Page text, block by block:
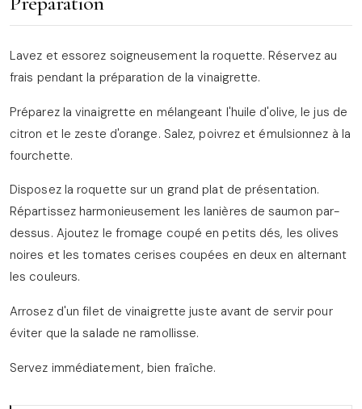
Lavez et essorez soigneusement la roquette. Réservez au
frais pendant la préparation de la vinaigrette.
Préparez la vinaigrette en mélangeant l'huile d'olive, le jus de
citron et le zeste d'orange. Salez, poivrez et émulsionnez à la
fourchette.
Disposez la roquette sur un grand plat de présentation.
Répartissez harmonieusement les lanières de saumon par-
dessus. Ajoutez le fromage coupé en petits dés, les olives
noires et les tomates cerises coupées en deux en alternant
les couleurs.
Arrosez d'un filet de vinaigrette juste avant de servir pour
éviter que la salade ne ramollisse.
Servez immédiatement, bien fraîche.